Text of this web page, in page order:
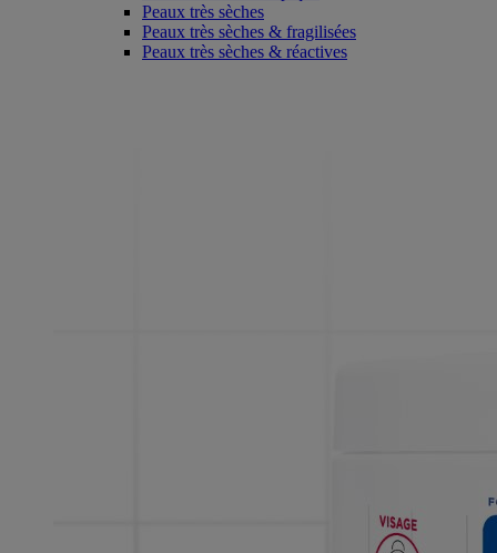
Peaux très sèches
Peaux très sèches & fragilisées
Peaux très sèches & réactives